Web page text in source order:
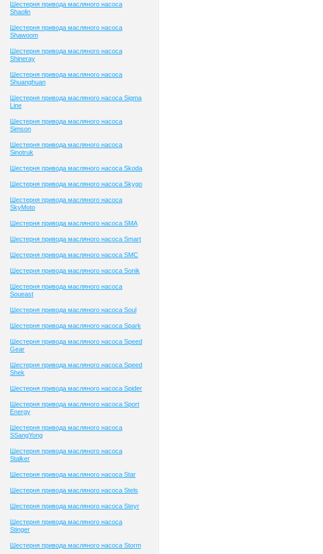
Шестерня привода масляного насоса
Shaolin
Шестерня привода масляного насоса
Shawoom
Шестерня привода масляного насоса
Shineray
Шестерня привода масляного насоса
Shuanghuan
Шестерня привода масляного насоса Sigma
Line
Шестерня привода масляного насоса
Simson
Шестерня привода масляного насоса
Sinotruk
Шестерня привода масляного насоса Skoda
Шестерня привода масляного насоса Skygo
Шестерня привода масляного насоса
SkyMoto
Шестерня привода масляного насоса SMA
Шестерня привода масляного насоса Smart
Шестерня привода масляного насоса SMC
Шестерня привода масляного насоса Sonik
Шестерня привода масляного насоса
Soueast
Шестерня привода масляного насоса Soul
Шестерня привода масляного насоса Spark
Шестерня привода масляного насоса Speed
Gear
Шестерня привода масляного насоса Speed
Shek
Шестерня привода масляного насоса Spider
Шестерня привода масляного насоса Sport
Energy
Шестерня привода масляного насоса
SSangYong
Шестерня привода масляного насоса
Stalker
Шестерня привода масляного насоса Star
Шестерня привода масляного насоса Stels
Шестерня привода масляного насоса Steyr
Шестерня привода масляного насоса
Stinger
Шестерня привода масляного насоса Storm